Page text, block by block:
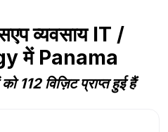
व्यवसाय IT /
में Panama
112 विज़िट प्राप्त हुई हैं